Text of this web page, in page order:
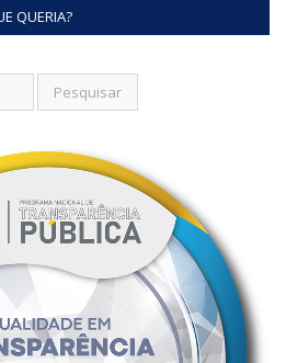
QUERIA?